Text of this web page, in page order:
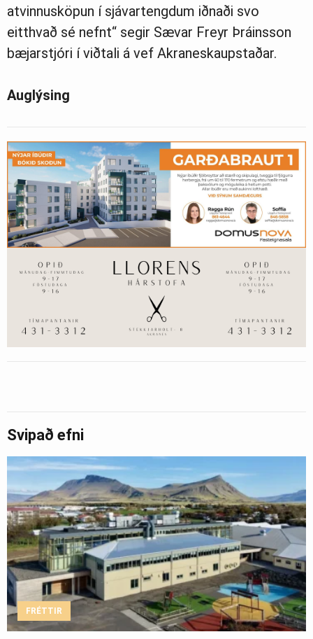
atvinnusköpun í sjávartengdum iðnaði svo
eitthvað sé nefnt“ segir Sævar Freyr Þráinsson
bæjarstjóri í viðtali á vef Akraneskaupstaðar.
Auglýsing
Svipað efni
FRÉTTIR